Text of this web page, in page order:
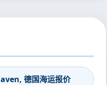
德国海运报价